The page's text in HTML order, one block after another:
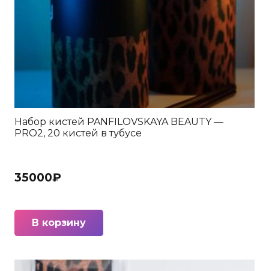
Набор кистей PANFILOVSKAYA BEAUTY —
PRO2, 20 кистей в тубусе
35000₽
В корзину